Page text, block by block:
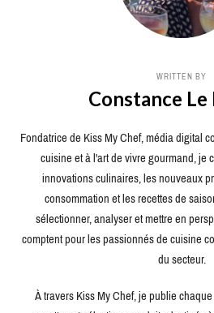
WRITTEN BY
Constance
Fondatrice de Kiss My Chef, média digital
cuisine et à l'art de vivre gourmand, je
innovations culinaires, les nouveaux
consommation et les recettes de
sélectionner, analyser et mettre en
comptent pour les passionnés de cuisine
du secteur.
À travers Kiss My Chef, je publie